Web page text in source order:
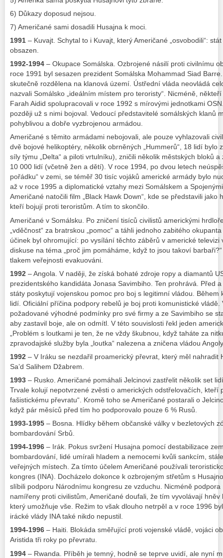
6) Důkazy doposud nejsou.
7) Američané sami dosadili Husajna k moci.
1991 – Kuvajt. Schytal to i Kuvajt, který Američané „osvobodili“:
obsazen.
1992-1994 – Okupace Somálska. Ozbrojené násilí proti civilnímu
roce 1991 byl sesazen prezident Somálska Mohammad Siad
skutečně rozdělena na klanová území. Ústřední vláda neovládá
nazvali Somálsko „ideálním místem pro teroristy“. Nicméně,
Farah Aidid spolupracovali v roce 1992 s mírovými jednotkami
později už s nimi bojoval. Vedoucí představitelé somálských klanů
pohyblivou a dobře vyzbrojenou armádou.
Američané s těmito armádami nebojovali, ale pouze vyhlazovali
dvě bojové helikoptéry, několik obrněných „Hummerů“, 18 lidí bylo
síly týmu „Delta“ a piloti vrtulníku), zničili několik městských bloků
10 000 lidí (včetně žen a dětí). V roce 1994, po dvou letech
pořádku“ v zemi, se téměř 30 tisíc vojáků americké armády bylo
až v roce 1995 a diplomatické vztahy mezi Somálskem a
Američané natočili film „Black Hawk Down“, kde se představili jako
kteří bojují proti teroristům. A tím to skončilo.
Američané v Somálsku. Po zničení tisíců civilistů americkými
„vděčnost“ za bratrskou „pomoc“ a táhli jednoho zabitého
účinek byl ohromující: po vysílání těchto záběrů v americké televizi
diskuse na téma „proč jim pomáháme, když to jsou takoví
tlakem veřejnosti evakuováni.
1992 – Angola. V naději, že získá bohaté zdroje ropy a diamantů
prezidentského kandidáta Jonasa Savimbiho. Ten prohrává. Před
státy poskytují vojenskou pomoc pro boj s legitimní vládou. Během
lidí. Oficiální příčina podpory rebelů je boj proti komunistické vládě.
požadované výhodné podmínky pro své firmy a ze Savimbiho se
aby zastavil boje, ale on odmítl. V této souvislosti řekl jeden
„Problém s loutkami je ten, že ne vždy škubnou, když taháte za
zpravodajské služby byla „loutka“ nalezena a zničena vládou
1992 – V Iráku se nezdařil proamerický převrat, který měl nahradit
Sa’d Salihem Džabrem.
1993 – Rusko. Američané pomáhali Jelcinovi zastřelit několik set
Trvale kolují nepotvrzené zvěsti o amerických odstřelovačích, kteří
fašistickému převratu“. Kromě toho se Američané postarali o
když pár měsíců před tím ho podporovalo pouze 6 % Rusů.
1993-1995 – Bosna. Hlídky během občanské války v bezletových
bombardování Srbů.
1994-1996 – Irák. Pokus svržení Husajna pomocí destabilizace
bombardování, lidé umírali hladem a nemocemi kvůli sankcím,
veřejných místech. Za tímto účelem Američané používali
kongres (INA). Docházelo dokonce k ozbrojeným střetům s
slíbili podporu Národnímu kongresu ze vzduchu. Nicméně
namířeny proti civilistům, Američané doufali, že tím vyvolávají
který umožňuje vše. Režim to však dlouho netrpěl a v roce 1996
irácké vlády INA také nikdo nepustil.
1994-1996 – Haiti. Blokáda směřující proti vojenské vládě, vojáci
Aristida tři roky po převratu.
1994 – Rwanda. Příběh je temný, hodně se teprve uvidí, ale nyní